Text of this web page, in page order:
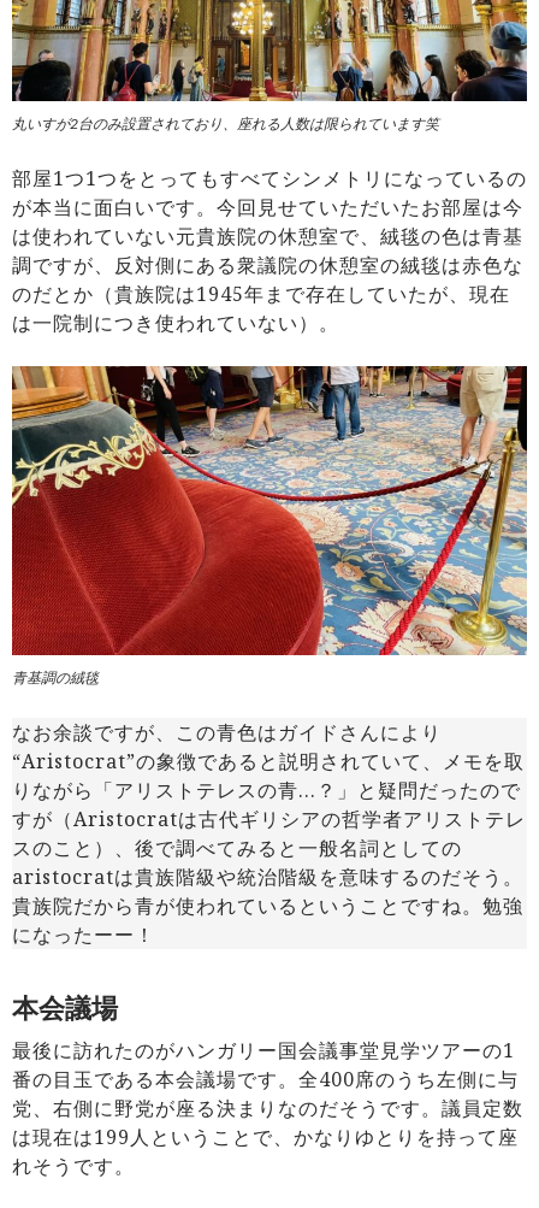
丸いすが2台のみ設置されており、座れる人数は限られています笑
部屋1つ1つをとってもすべてシンメトリになっているの
が本当に面白いです。今回見せていただいたお部屋は今
は使われていない元貴族院の休憩室で、絨毯の色は青基
調ですが、反対側にある衆議院の休憩室の絨毯は赤色な
のだとか（貴族院は1945年まで存在していたが、現在
は一院制につき使われていない）。
青基調の絨毯
なお余談ですが、この青色はガイドさんにより
“Aristocrat”の象徴であると説明されていて、メモを取
りながら「アリストテレスの青…？」と疑問だったので
すが（Aristocratは古代ギリシアの哲学者アリストテレ
スのこと）、後で調べてみると一般名詞としての
aristocratは貴族階級や統治階級を意味するのだそう。
貴族院だから青が使われているということですね。勉強
になったーー！
本会議場
最後に訪れたのがハンガリー国会議事堂見学ツアーの1
番の目玉である本会議場です。全400席のうち左側に与
党、右側に野党が座る決まりなのだそうです。議員定数
は現在は199人ということで、かなりゆとりを持って座
れそうです。